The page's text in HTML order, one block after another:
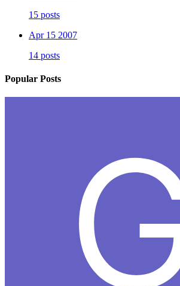
15 posts
Apr 15 2007
14 posts
Popular Posts